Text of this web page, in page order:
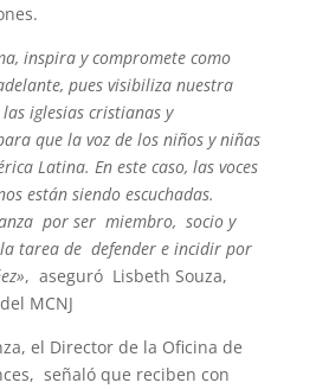
inspira y compromete como
pues visibiliza nuestra
iglesias cristianas y
que la voz de los niños y niñas
Latina. En este caso, las voces
están siendo escuchadas.
por ser miembro, socio y
tarea de defender e incidir por
, aseguró Lisbeth Souza,
MCNJ
el Director de la Oficina de
señaló que reciben con